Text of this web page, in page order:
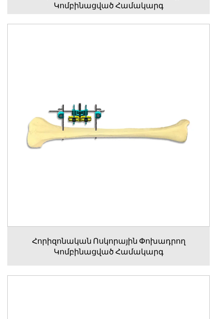
Կոմբինացված Համակարգ
Հորիզոնական Ոսկորային Փոխադրող
Կոմբինացված Համակարգ